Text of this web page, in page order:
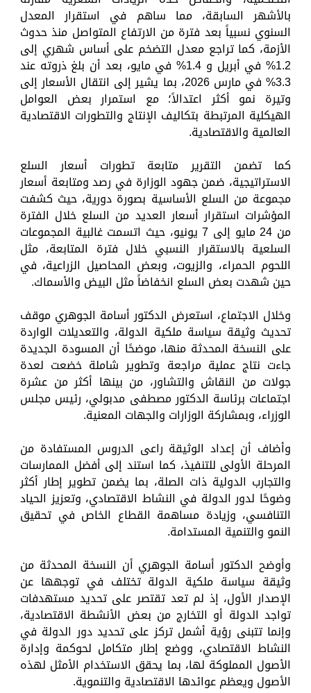
بالأشهر السابقة، مما ساهم في استقرار المعدل
السنوي نسبياً بعد فترة من الارتفاع المتواصل منذ حدوث
الأزمة، كما تراجع معدل التضخم على أساس شهري إلى
1.2% في أبريل و 1.4% في مايو، بعد أن بلغ ذروته عند
3.3% في مارس 2026، بما يشير إلى انتقال الأسعار إلى
وتيرة نمو أكثر اعتدالاً؛ مع استمرار بعض العوامل
الهيكلية المرتبطة بتكاليف الإنتاج والتطورات الاقتصادية
العالمية والاقتصادية.
كما تضمن التقرير متابعة تطورات أسعار السلع
الاستراتيجية، ضمن جهود الوزارة في رصد ومتابعة أسعار
مجموعة من السلع الأساسية بصورة دورية، حيث كشفت
المؤشرات استقرار أسعار العديد من السلع خلال الفترة
من 24 مايو إلى 7 يونيو، حيث اتسمت غالبية المجموعات
السلعية بالاستقرار النسبي خلال فترة المتابعة، مثل
اللحوم الحمراء، والزيوت، وبعض المحاصيل الزراعية، في
حين شهدت بعض السلع انخفاضاً مثل البيض والأسماك.
وخلال الاجتماع، استعرض الدكتور أسامة الجوهري موقف
تحديث وثيقة سياسة ملكية الدولة، والتعديلات الواردة
على النسخة المحدثة منها، موضحًا أن المسودة الجديدة
جاءت نتاج عملية مراجعة وتطوير شاملة خضعت لعدة
جولات من النقاش والتشاور، من بينها أكثر من عشرة
اجتماعات برئاسة الدكتور مصطفى مدبولي، رئيس مجلس
الوزراء، وبمشاركة الوزارات والجهات المعنية.
وأضاف أن إعداد الوثيقة راعى الدروس المستفادة من
المرحلة الأولى للتنفيذ، كما استند إلى أفضل الممارسات
والتجارب الدولية ذات الصلة، بما يضمن تطوير إطار أكثر
وضوحًا لدور الدولة في النشاط الاقتصادي، وتعزيز الحياد
التنافسي، وزيادة مساهمة القطاع الخاص في تحقيق
النمو والتنمية المستدامة.
وأوضح الدكتور أسامة الجوهري أن النسخة المحدثة من
وثيقة سياسة ملكية الدولة تختلف في توجهها عن
الإصدار الأول، إذ لم تعد تقتصر على تحديد مستهدفات
تواجد الدولة أو التخارج من بعض الأنشطة الاقتصادية،
وإنما تتبنى رؤية أشمل تركز على تحديد دور الدولة في
النشاط الاقتصادي، ووضع إطار متكامل لحوكمة وإدارة
الأصول المملوكة لها، بما يحقق الاستخدام الأمثل لهذه
الأصول ويعظم عوائدها الاقتصادية والتنموية.